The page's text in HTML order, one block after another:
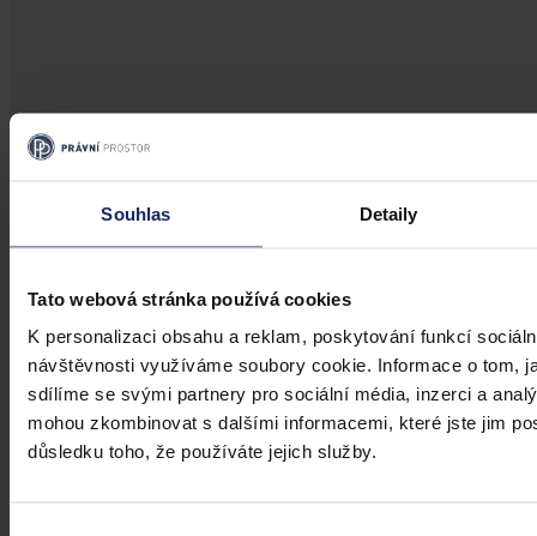
Souhlas Detaily
Tato webová stránka používá cookies
K personalizaci obsahu a reklam, poskytování funkcí
návštěvnosti využíváme soubory cookie. Informace o tom,
sdílíme se svými partnery pro sociální média, inzerci a
mohou zkombinovat s dalšími informacemi, které jste jim
důsledku toho, že používáte jejich služby.
Aktuality
Úkladná vražda a některé další činy by
mohly být nepromlčitelné, navrhla
Praha 1. srpna (ČTK) - Úkladná vražda a některé další trestné činy s
úmyslným usmrcením by se mohly zařadit mezi nepromlčitelné. Jde
také například o některé činy související s obecným ohrožením,
teroristickým útokem a terorem, za něž hrozí až výjimečný trest.
ČTK